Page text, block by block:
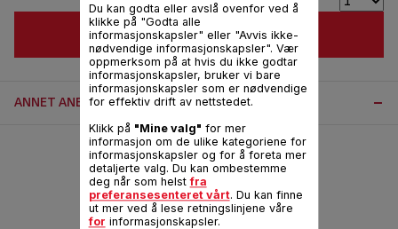
LEGG I HANDLEKURV
ANNET ANBEFALT TILBEHØR:
Du kan godta eller avslå ovenfor ved å
klikke på "Godta alle
informasjonskapsler" eller "Avvis ikke-
nødvendige informasjonskapsler". Vær
oppmerksom på at hvis du ikke godtar
informasjonskapsler, bruker vi bare
informasjonskapsler som er nødvendige
for effektiv drift av nettstedet.
Klikk på "Mine valg" for mer
informasjon om de ulike kategoriene for
informasjonskapsler og for å foreta mer
detaljerte valg. Du kan ombestemme
deg når som helstfra
preferansesenteret vårt. Du kan finne
ut mer ved å lese retningslinjene våre
for informasjonskapsler.